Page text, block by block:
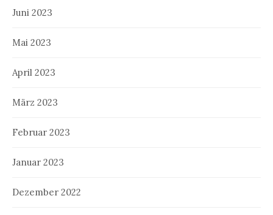
Juni 2023
Mai 2023
April 2023
März 2023
Februar 2023
Januar 2023
Dezember 2022